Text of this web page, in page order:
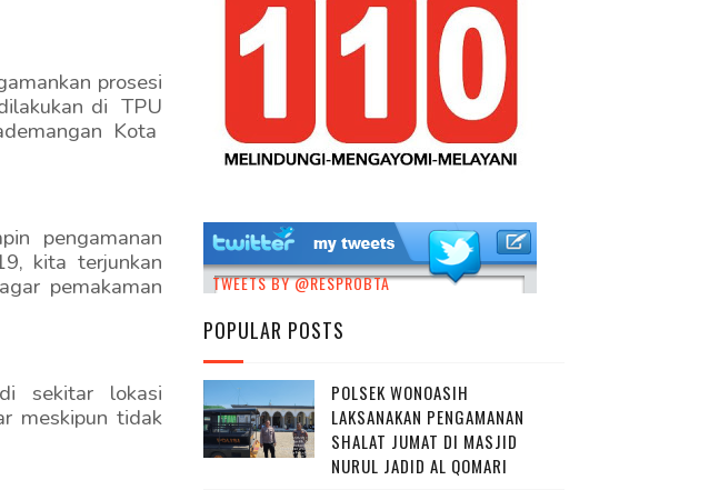
prosesi
di TPU
Kota
pengamanan
kita terjunkan
pemakaman
sekitar lokasi
meskipun tidak
TWEETS BY @RESPROBTA
POPULAR POSTS
POLSEK WONOASIH
LAKSANAKAN PENGAMANAN
SHALAT JUMAT DI MASJID
NURUL JADID AL QOMARI